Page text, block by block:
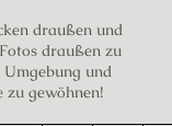
draußen und
draußen zu
Umgebung und
zu gewöhnen!